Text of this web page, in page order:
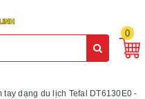
0
tay dạng du lịch Tefal DT6130E0 -